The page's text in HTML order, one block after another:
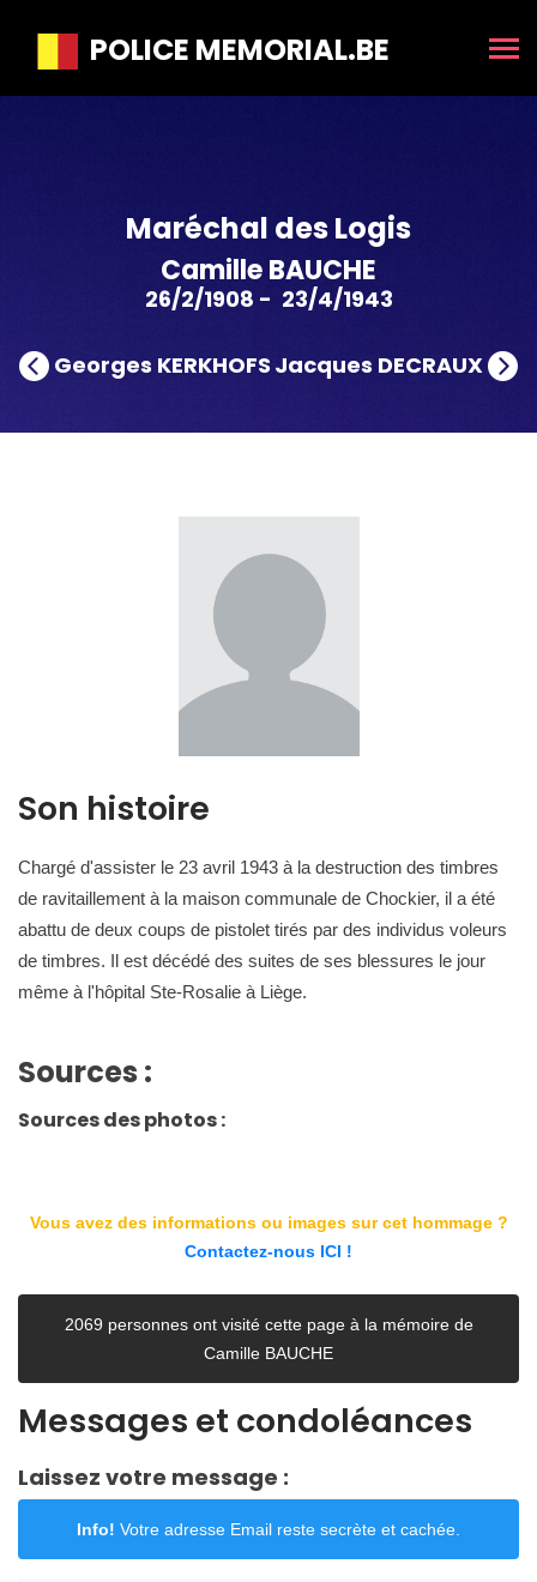
POLICE MEMORIAL.BE
Maréchal des Logis
Camille BAUCHE
26/2/1908 - 23/4/1943
Georges KERKHOFS Jacques DECRAUX
Son histoire
Chargé d'assister le 23 avril 1943 à la destruction des timbres
de ravitaillement à la maison communale de Chockier, il a été
abattu de deux coups de pistolet tirés par des individus voleurs
de timbres. Il est décédé des suites de ses blessures le jour
même à l'hôpital Ste-Rosalie à Liège.
Sources :
Sources des photos :
Vous avez des informations ou images sur cet hommage ?
Contactez-nous ICI !
2069 personnes ont visité cette page à la mémoire de
Camille BAUCHE
Messages et condoléances
Laissez votre message :
Info! Votre adresse Email reste secrète et cachée.